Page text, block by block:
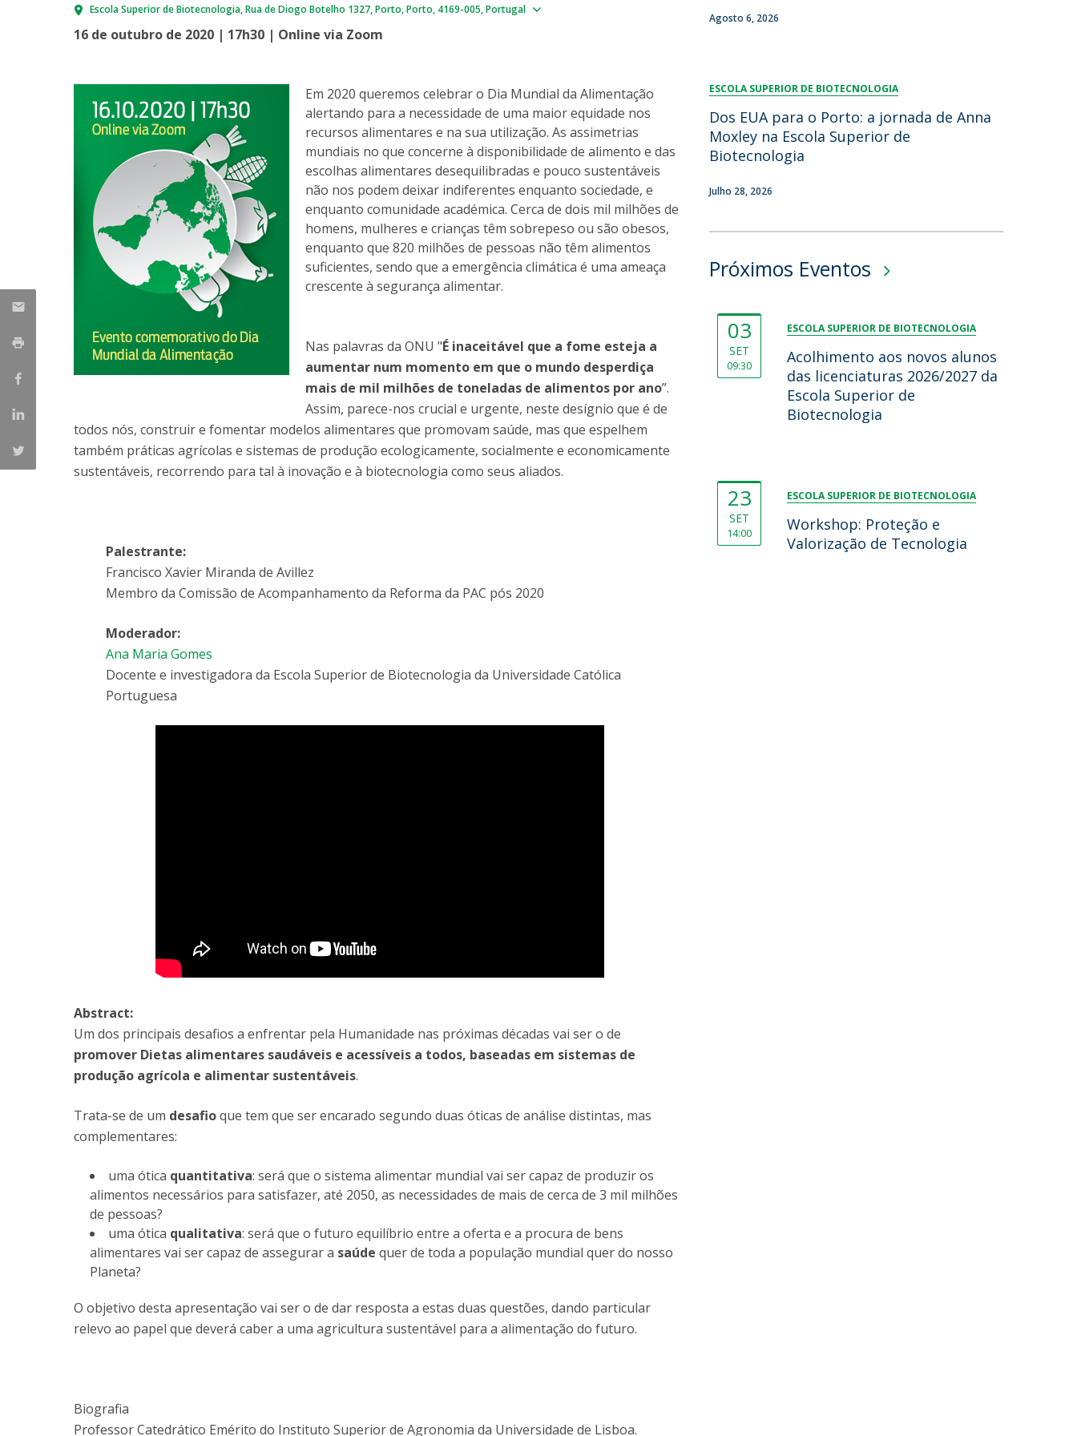
Formação Avançada
Parcerias Estratégicas
Iniciativas Nacionais
Dia Internacional do Microrganismo
Tertúlias na Biotecnologia
Jornadas de Biotecnologia
Laboratório Nacional de Referência para Materiais &
Embalagens
CINATE - Laboratório de Análises e Ensaios a Alimentos
e Embalagens
Escola Superior de Biotecnologia Rua de Diogo Botelho 1327 Porto Porto 4169-005 Portugal
16 de outubro de 2020 | 17h30 | Online via Zoom
Em 2020 queremos celebrar o Dia Mundial da Alimentação
alertando para a necessidade de uma maior equidade nos
recursos alimentares e na sua utilização. As assimetrias
mundiais no que concerne à disponibilidade de alimento e das
escolhas alimentares desequilibradas e pouco sustentáveis
não nos podem deixar indiferentes enquanto sociedade, e
enquanto comunidade académica. Cerca de dois mil milhões de
homens, mulheres e crianças têm sobrepeso ou são obesos,
enquanto que 820 milhões de pessoas não têm alimentos
suficientes, sendo que a emergência climática é uma ameaça
crescente à segurança alimentar.
Nas palavras da ONU "É inaceitável que a fome esteja a
aumentar num momento em que o mundo desperdiça
mais de mil milhões de toneladas de alimentos por ano”.
Assim, parece-nos crucial e urgente, neste desígnio que é de
todos nós, construir e fomentar modelos alimentares que promovam saúde, mas que espelhem
também práticas agrícolas e sistemas de produção ecologicamente, socialmente e economicamente
sustentáveis, recorrendo para tal à inovação e à biotecnologia como seus aliados.
Palestrante:
Francisco Xavier Miranda de Avillez
Membro da Comissão de Acompanhamento da Reforma da PAC pós 2020
Moderador:
Ana Maria Gomes
Docente e investigadora da Escola Superior de Biotecnologia da Universidade Católica
Portuguesa
Abstract:
Um dos principais desafios a enfrentar pela Humanidade nas próximas décadas vai ser o de
promover Dietas alimentares saudáveis e acessíveis a todos, baseadas em sistemas de
produção agrícola e alimentar sustentáveis.
Trata-se de um desafioque tem que ser encarado segundo duas óticas de análise distintas, mas
complementares:
uma ótica quantitativa: será que o sistema alimentar mundial vai ser capaz de produzir os
alimentos necessários para satisfazer, até 2050, as necessidades de mais de cerca de 3 mil milhões
de pessoas?
uma ótica qualitativa: será que o futuro equilíbrio entre a oferta e a procura de bens
alimentares vai ser capaz de assegurar a saúde quer de toda a população mundial quer do nosso
Planeta?
O objetivo desta apresentação vai ser o de dar resposta a estas duas questões, dando particular
relevo ao papel que deverá caber a uma agricultura sustentável para a alimentação do futuro.
Biografia
Professor Catedrático Emérito do Instituto Superior de Agronomia da Universidade de Lisboa.
Agosto 6, 2026
ESCOLA SUPERIOR DE BIOTECNOLOGIA
Dos EUA para o Porto: a jornada de Anna
Moxley na Escola Superior de
Biotecnologia
Julho 28, 2026
Próximos Eventos
03
SET
09:30
ESCOLA SUPERIOR DE BIOTECNOLOGIA
Acolhimento aos novos alunos
das licenciaturas 2026/2027 da
Escola Superior de
Biotecnologia
23
SET
14:00
ESCOLA SUPERIOR DE BIOTECNOLOGIA
Workshop: Proteção e
Valorização de Tecnologia